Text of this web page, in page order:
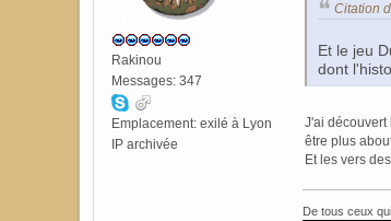
Rakinou
Messages: 347
Emplacement: exilé à Lyon
IP archivée
Citation
Et le jeu
dont
J'ai découvert
être plus
Et les vers
De tous ceux